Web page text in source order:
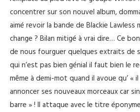
concentrer sur son nouvel album,
aimé revoir la bande de Blackie
change ? Bilan mitigé à vrai dire… Ce
de nous fourguer quelques extraits de
qui n’est pas bien génial il faut bien le
même à demi-mot quand il avoue qu’ «
annoncer ses nouveaux morceaux car
barre » ! Il attaque avec le titre